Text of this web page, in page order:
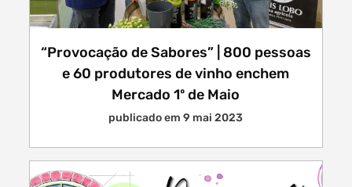
“Provocação de Sabores” | 800 pessoas
e 60 produtores de vinho enchem
Mercado 1º de Maio
publicado em 9 mai 2023